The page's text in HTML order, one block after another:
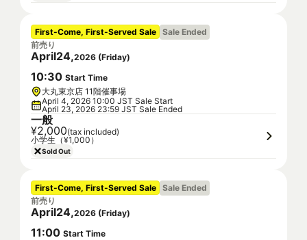
First-Come, First-Served Sale Sale Ended
前売り
April24,2026 (Friday)
10:30 Start Time
大丸東京店 11階催事場
April 4, 2026 10:00 JST Sale Start
April 23, 2026 23:59 JST Sale Ended
一般
¥2,000(tax included)
小学生（¥1,000）
Sold Out
First-Come, First-Served Sale Sale Ended
前売り
April24,2026 (Friday)
11:00 Start Time